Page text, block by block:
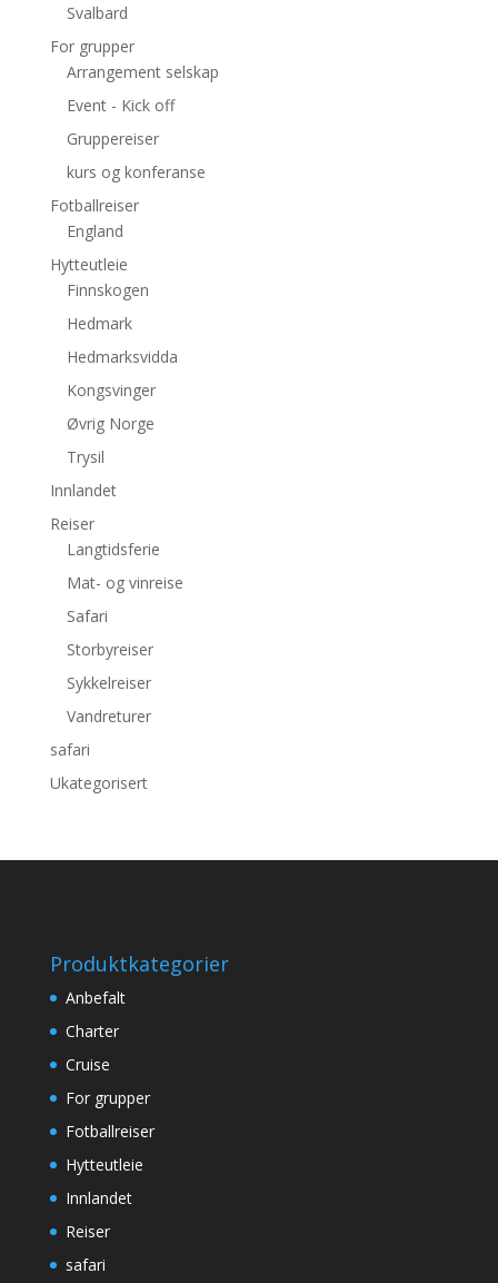
Svalbard
For grupper
Arrangement selskap
Event - Kick off
Gruppereiser
kurs og konferanse
Fotballreiser
England
Hytteutleie
Finnskogen
Hedmark
Hedmarksvidda
Kongsvinger
Øvrig Norge
Trysil
Innlandet
Reiser
Langtidsferie
Mat- og vinreise
Safari
Storbyreiser
Sykkelreiser
Vandreturer
safari
Ukategorisert
Produktkategorier
Anbefalt
Charter
Cruise
For grupper
Fotballreiser
Hytteutleie
Innlandet
Reiser
safari